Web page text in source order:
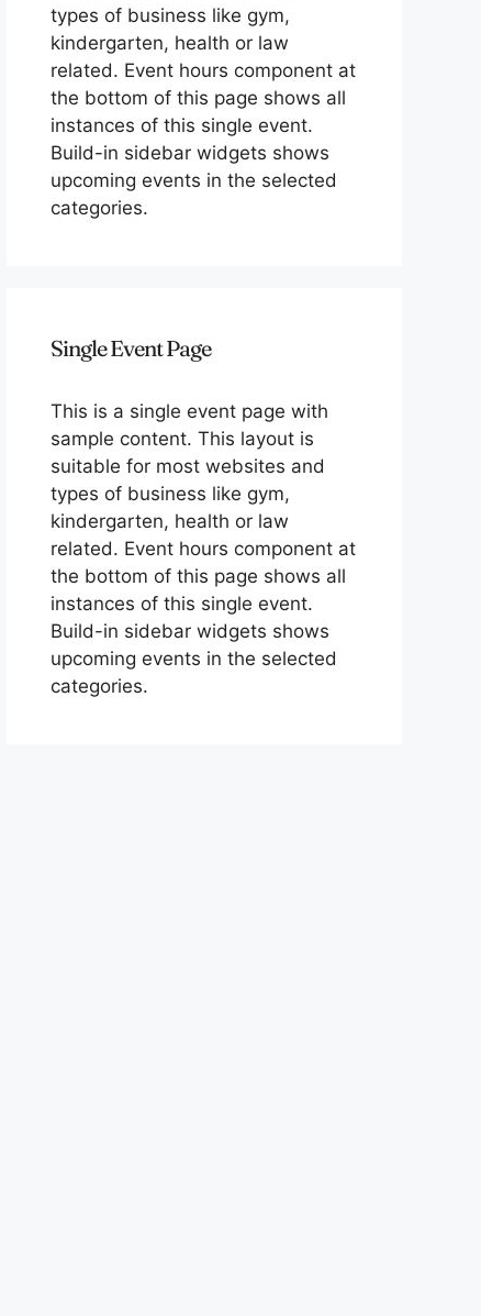
types of business like gym,
kindergarten, health or law
related. Event hours component at
the bottom of this page shows all
instances of this single event.
Build-in sidebar widgets shows
upcoming events in the selected
categories.
Single Event Page
This is a single event page with
sample content. This layout is
suitable for most websites and
types of business like gym,
kindergarten, health or law
related. Event hours component at
the bottom of this page shows all
instances of this single event.
Build-in sidebar widgets shows
upcoming events in the selected
categories.